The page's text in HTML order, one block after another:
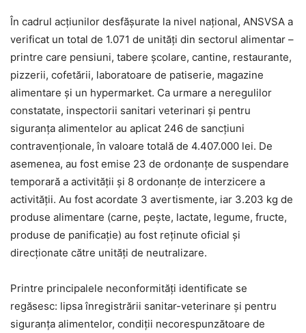
În cadrul acțiunilor desfășurate la nivel național, ANSVSA a
verificat un total de 1.071 de unități din sectorul alimentar –
printre care pensiuni, tabere școlare, cantine, restaurante,
pizzerii, cofetării, laboratoare de patiserie, magazine
alimentare și un hypermarket. Ca urmare a neregulilor
constatate, inspectorii sanitari veterinari și pentru
siguranța alimentelor au aplicat 246 de sancțiuni
contravenționale, în valoare totală de 4.407.000 lei. De
asemenea, au fost emise 23 de ordonanțe de suspendare
temporară a activității și 8 ordonanțe de interzicere a
activității. Au fost acordate 3 avertismente, iar 3.203 kg de
produse alimentare (carne, pește, lactate, legume, fructe,
produse de panificație) au fost reținute oficial și
direcționate către unități de neutralizare.
Printre principalele neconformități identificate se
regăsesc: lipsa înregistrării sanitar-veterinare și pentru
siguranța alimentelor, condiții necorespunzătoare de